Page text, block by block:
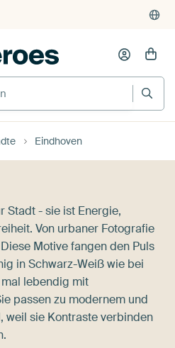
Eindhoven
Stadt - sie ist Energie,
Von urbaner Fotografie
Motive fangen den Puls
in Schwarz-Weiß wie bei
mal lebendig mit
passen zu modernem und
weil sie Kontraste verbinden